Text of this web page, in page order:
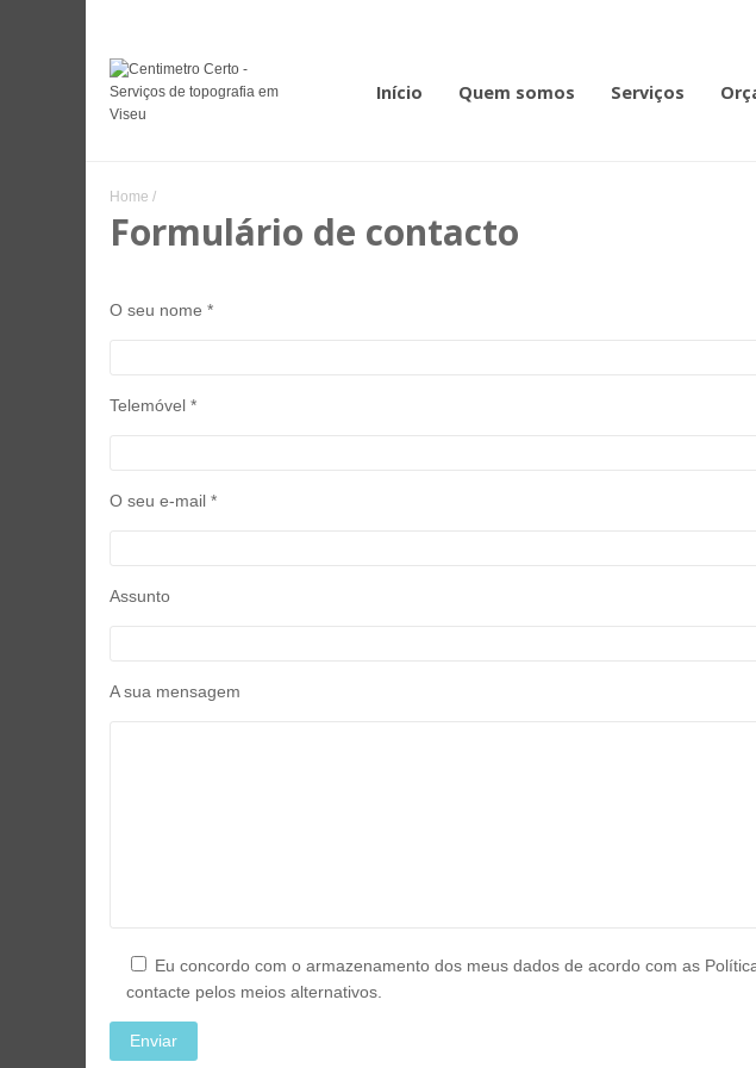
Início Quem somos Serviços
Home /
Formulário de contacto
O seu nome *
Telemóvel *
O seu e-mail *
Assunto
A sua mensagem
Eu concordo com o armazenamento dos meus dados de acordo com as
contacte pelos meios alternativos.